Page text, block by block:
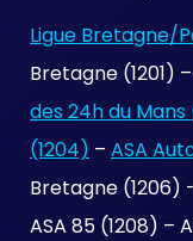
Ligue Bretagne/
Bretagne (1201)
des 24h du Mans
(1204) – ASA
Bretagne (1206)
ASA 85 (1208) –